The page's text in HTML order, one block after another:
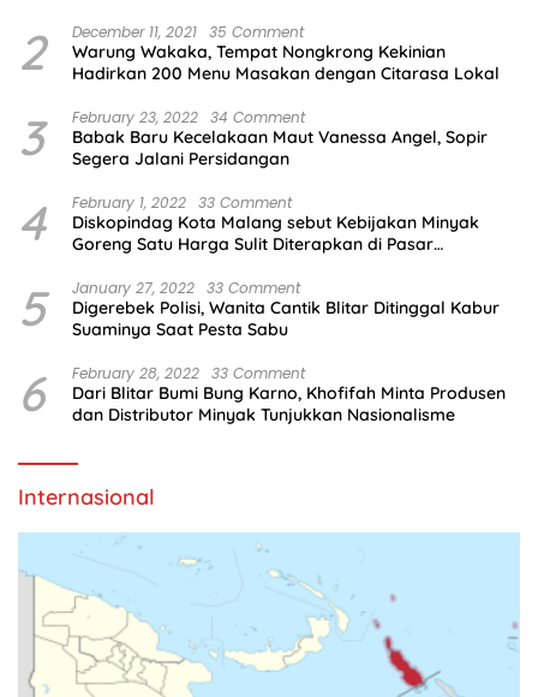
2 December 11, 2021 35 Comment
Warung Wakaka, Tempat Nongkrong Kekinian
Hadirkan 200 Menu Masakan dengan Citarasa Lokal
3 February 23, 2022 34 Comment
Babak Baru Kecelakaan Maut Vanessa Angel, Sopir
Segera Jalani Persidangan
4 February 1, 2022 33 Comment
Diskopindag Kota Malang sebut Kebijakan Minyak
Goreng Satu Harga Sulit Diterapkan di Pasar
5 January 27, 2022 33 Comment
Digerebek Polisi, Wanita Cantik Blitar Ditinggal Kabur
Suaminya Saat Pesta Sabu
6 February 28, 2022 33 Comment
Dari Blitar Bumi Bung Karno, Khofifah Minta Produsen
dan Distributor Minyak Tunjukkan Nasionalisme
Internasional